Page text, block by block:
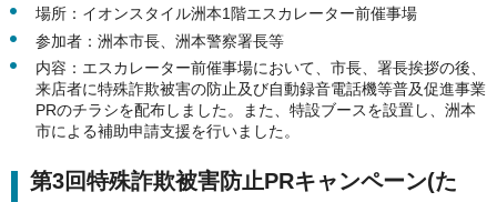
場所：イオンスタイル洲本1階エスカレーター前催事場
参加者：洲本市長、洲本警察署長等
内容：エスカレーター前催事場において、市長、署長挨拶の後、
来店者に特殊詐欺被害の防止及び自動録音電話機等普及促進事業
PRのチラシを配布しました。また、特設ブースを設置し、洲本
市による補助申請支援を行いました。
第3回特殊詐欺被害防止PRキャンペーン(た